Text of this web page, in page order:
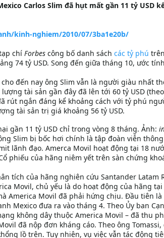
Carlos Slim đã hụt mất gần 11 tỷ USD
kinh-nghiem/2010/07/3ba1e20b/
chí Forbes công bố danh sách các tỷ phú
74 tỷ USD. Song đến giữa tháng 10, ước
đến nay ông Slim vẫn là người giàu nhất
tài sản gần đây đã lên tới 60 tỷ USD
rút ngắn đáng kể khoảng cách với tỷ phú
tài sản trị giá khoảng 56 tỷ USD.
gần 11 tỷ USD chỉ trong vòng 8 tháng. Ảnh:
Slim bị bốc hơi chính là tập đoàn viễn
lãnh đạo. Amerca Movil hoạt động tại 18
phiếu của hãng niêm yết trên sàn chứng
tích của hãng nghiên cứu Santander Latam
Movil, chủ yếu là do hoạt động của hãng tại
America Movil đã phải hứng chịu. Đầu tiên là
Mexico đưa ra vào tháng 4. Theo Ủy ban
không dây thuộc America Movil – đã thu
đã nộp đơn kháng cáo. Theo ông
lồ trên. Tuy nhiên, vụ việc vẫn tác động